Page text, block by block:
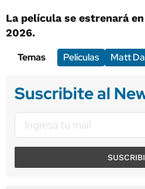
La película se estrenará
2026.
Temas
Películas Matt
Suscribite al